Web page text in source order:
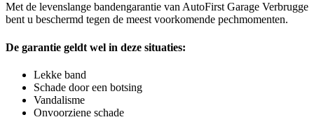
Met de levenslange bandengarantie van AutoFirst Garage Verbrugge
bent u beschermd tegen de meest voorkomende pechmomenten.
De garantie geldt wel in deze situaties:
Lekke band
Schade door een botsing
Vandalisme
Onvoorziene schade